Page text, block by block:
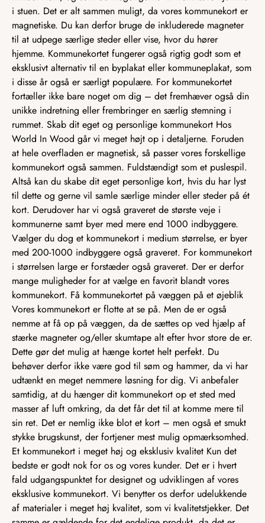
i stuen. Det er alt sammen muligt, da vores kommunekort er
magnetiske. Du kan derfor bruge de inkluderede magneter
til at udpege særlige steder eller vise, hvor du hører
hjemme. Kommunekortet fungerer også rigtig godt som et
eksklusivt alternativ til en byplakat eller kommuneplakat, som
i disse år også er særligt populære. For kommunekortet
fortæller ikke bare noget om dig – det fremhæver også din
unikke indretning eller frembringer en særlig stemning i
rummet. Skab dit eget og personlige kommunekort Hos
World In Wood går vi meget højt op i detaljerne. Foruden
at hele overfladen er magnetisk, så passer vores forskellige
kommunekort også sammen. Fuldstændigt som et puslespil.
Altså kan du skabe dit eget personlige kort, hvis du har lyst
til dette og gerne vil samle særlige minder eller steder på ét
kort. Derudover har vi også graveret de største veje i
kommunerne samt byer med mere end 1000 indbyggere.
Vælger du dog et kommunekort i medium størrelse, er byer
med 200-1000 indbyggere også graveret. For kommunekort
i størrelsen large er forstæder også graveret. Der er derfor
mange muligheder for at vælge en favorit blandt vores
kommunekort. Få kommunekortet på væggen på et øjeblik
Vores kommunekort er flotte at se på. Men de er også
nemme at få op på væggen, da de sættes op ved hjælp af
stærke magneter og/eller skumtape alt efter hvor store de er.
Dette gør det mulig at hænge kortet helt perfekt. Du
behøver derfor ikke være god til søm og hammer, da vi har
udtænkt en meget nemmere løsning for dig. Vi anbefaler
samtidig, at du hænger dit kommunekort op et sted med
masser af luft omkring, da det får det til at komme mere til
sin ret. Det er nemlig ikke blot et kort – men også et smukt
stykke brugskunst, der fortjener mest mulig opmærksomhed.
Et kommunekort i meget høj og eksklusiv kvalitet Kun det
bedste er godt nok for os og vores kunder. Det er i hvert
fald udgangspunktet for designet og udviklingen af vores
eksklusive kommunekort. Vi benytter os derfor udelukkende
af materialer i meget høj kvalitet, som vi kvalitetstjekker. Det